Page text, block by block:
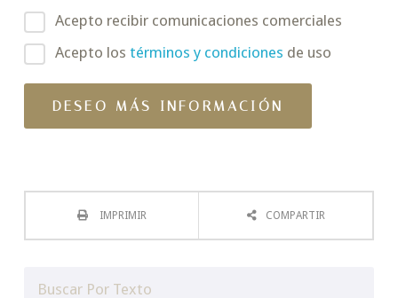
Acepto recibir comunicaciones comerciales
Acepto los términos y condiciones de uso
IMPRIMIR COMPARTIR